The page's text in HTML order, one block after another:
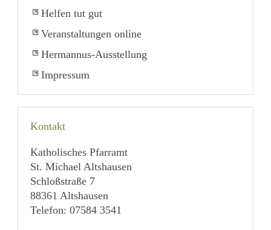
Helfen tut gut
Veranstaltungen online
Hermannus-Ausstellung
Impressum
Kontakt
Katholisches Pfarramt
St. Michael Altshausen
Schloßstraße 7
88361 Altshausen
Telefon: 07584 3541